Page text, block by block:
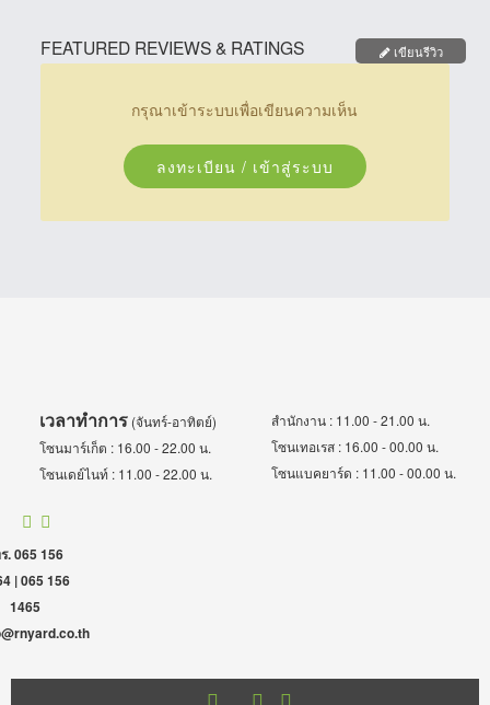
FEATURED REVIEWS & RATINGS เขียนรีวิว
กรุณาเข้าระบบเพื่อเขียนความเห็น
ลงทะเบียน / เข้าสู่ระบบ
เวลาทำการ(จันทร์-อาทิตย์)
โซนมาร์เก็ต : 16.00 - 22.00 น.
โซนเดย์ไนท์ : 11.00 - 22.00 น.
สำนักงาน : 11.00 - 21.00 น.
โซนเทอเรส : 16.00 - 00.00 น.
โซนแบคยาร์ด : 11.00 - 00.00 น.
. 065 156
| 065 156
1465